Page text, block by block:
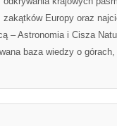
zakątków Europy oraz
– Astronomia i Cisza
baza wiedzy o